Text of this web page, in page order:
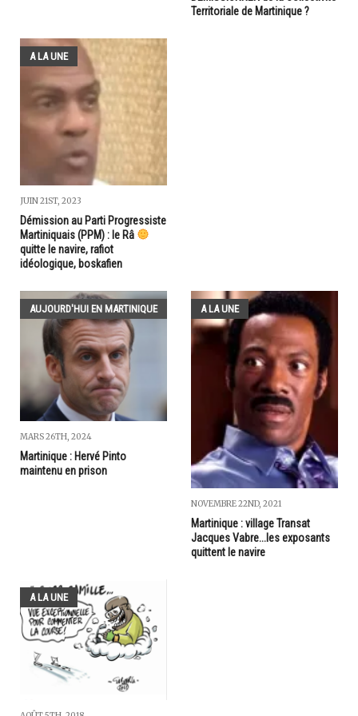
Territoriale de Martinique ?
A LA UNE
JUIN 21ST, 2023
Démission au Parti Progressiste
Martiniquais (PPM) : le Râ
quitte le navire, rafiot
idéologique, boskafien
AUJOURD'HUI EN MARTINIQUE
MARS 26TH, 2024
Martinique : Hervé Pinto
maintenu en prison
A LA UNE
NOVEMBRE 22ND, 2021
Martinique : village Transat
Jacques Vabre...les exposants
quittent le navire
A LA UNE